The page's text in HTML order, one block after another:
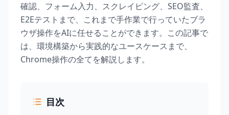
確認、フォーム入力、スクレイピング、SEO監査、
E2Eテストまで、これまで手作業で行っていたブラ
ウザ操作をAIに任せることができます。この記事で
は、環境構築から実践的なユースケースまで、
Chrome操作の全てを解説します。
目次